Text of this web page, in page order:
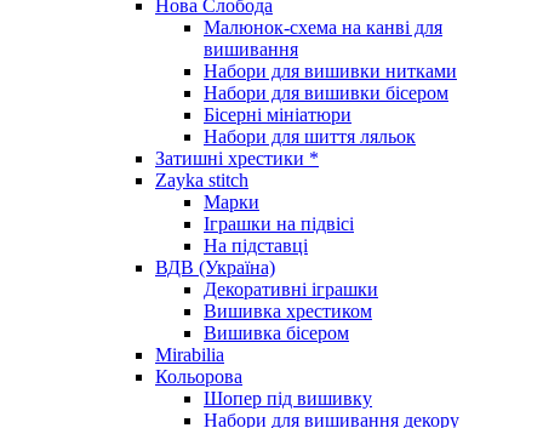
Нова Слобода
Малюнок-схема на канві для
вишивання
Набори для вишивки нитками
Набори для вишивки бісером
Бісерні мініатюри
Набори для шиття ляльок
Затишні хрестики *
Zayka stitch
Марки
Іграшки на підвісі
На підставці
ВДВ (Україна)
Декоративні іграшки
Вишивка хрестиком
Вишивка бісером
Mirabilia
Кольорова
Шопер під вишивку
Набори для вишивання декору